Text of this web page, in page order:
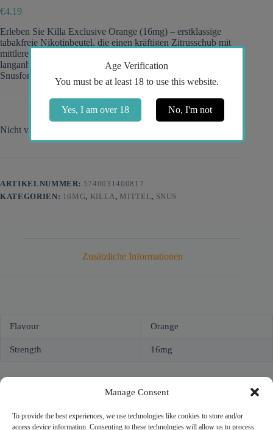
Manage Consent
To provide the best experiences, we use technologies like cookies to store and/or
access device information. Consenting to these technologies will allow us to process
€4.19
Erleben Sie Killa Exclusive Orange (16mg) – erstklassige
tabakfreie Nikotinbeutel, die einen kräftigen Zitrusschub mit
mittlerer bis hoher Stärke, schneller Freisetzung und
langanhaltendem Geschmack in einem weichen, diskreten
Snusformat für ein spritziges Upgrade zu jeder Zeit liefern.
Nicht vorrätig
ARTIKELNUMMER: 5740031400817
KATEGORIEN: 16MG, KILLA, MITTEL, SNUS
Zusätzliche Informationen
Flavour Orange
Strength 16mg
Age Verification
You must be at least 18 to use this website.
Yes, I am over 18 No, I'm not